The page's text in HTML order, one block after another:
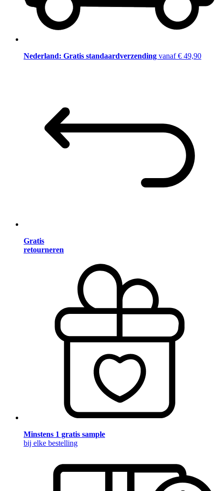
Nederland: Gratis standaardverzending vanaf € 49,90
Gratis
retourneren
Minstens 1 gratis sample
bij elke bestelling